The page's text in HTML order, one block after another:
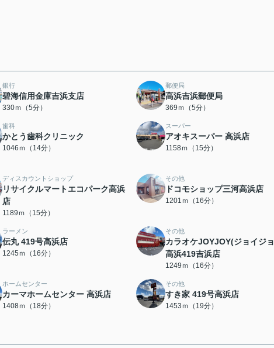
銀行
碧海信用金庫吉浜支店
330ｍ（5分）
郵便局
高浜吉浜郵便局
369ｍ（5分）
歯科
かとう歯科クリニック
1046ｍ（14分）
スーパー
アオキスーパー 高浜店
1158ｍ（15分）
ディスカウントショップ
リサイクルマートエコパーク高浜
店
1189ｍ（15分）
その他
ドコモショップ三河高浜店
1201ｍ（16分）
ラーメン
伝丸 419号高浜店
1245ｍ（16分）
その他
カラオケJOYJOY(ジョイジ
高浜419吉浜店
1249ｍ（16分）
ホームセンター
カーマホームセンター 高浜店
1408ｍ（18分）
その他
すき家 419号高浜店
1453ｍ（19分）